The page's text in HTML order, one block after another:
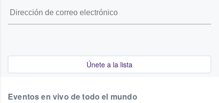
Únete a la lista
Eventos en vivo de todo el mundo